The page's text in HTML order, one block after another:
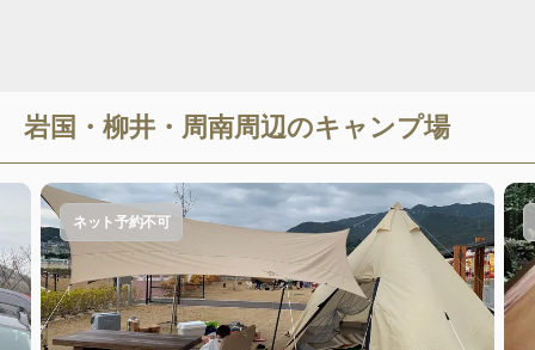
岩国・柳井・周南周辺のキャンプ場
ネット予約不可